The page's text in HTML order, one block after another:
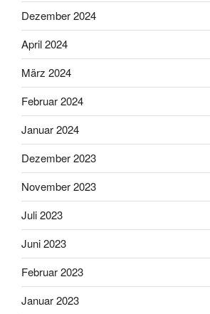
Dezember 2024
April 2024
März 2024
Februar 2024
Januar 2024
Dezember 2023
November 2023
Juli 2023
Juni 2023
Februar 2023
Januar 2023